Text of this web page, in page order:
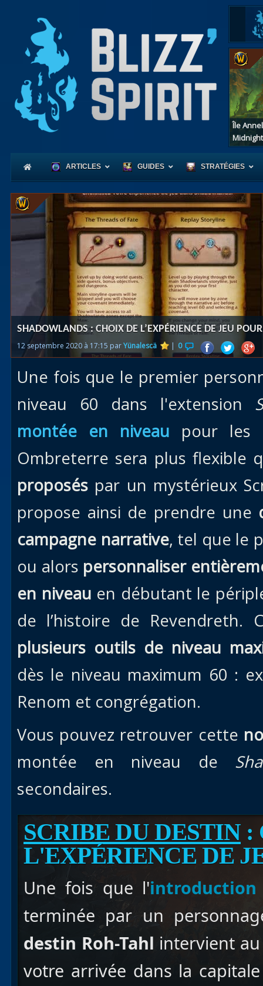
Île
Midnight
ARTICLES GUIDES
Coeur
Races
alliées
des îles
le vol
Uldum
Val
STRATÉGIES
SHADOWLANDS : CHOIX DE L’EXPÉRIENCE DE JEU
12 septembre 2020 à 17:15 parYünalescä | 0
Une fois que le premier
niveau 60 dans l'extension
montée en niveau pour les
Ombreterre sera plus flexible
proposés par un mystérieux
propose ainsi de prendre une
campagne narrative, tel que le
ou alors personnaliser
en niveau en débutant le
de l’histoire de Revendreth.
plusieurs outils de niveau
dès le niveau maximum 60 :
Renom et congrégation.
Vous pouvez retrouver cette
montée en niveau de
secondaires.
SCRIBE DU DESTIN :
L'EXPÉRIENCE DE
Une fois que l'
terminée par un
destin Roh-Tahl intervient
votre arrivée dans la